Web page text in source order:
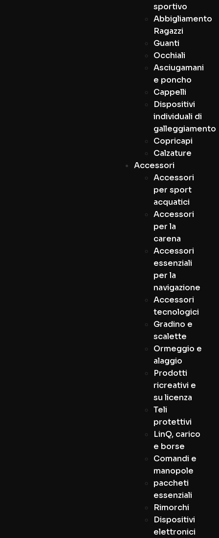
sportivo
Abbigliamento
Ragazzi
Guanti
Occhiali
Asciugamani
e poncho
Cappelli
Dispositivi
individuali di
galleggiamento
Copricapi
Calzature
Accessori
Accessori
per sport
acquatici
Accessori
per la
carena
Accessori
essenziali
per la
navigazione
Accessori
tecnologici
Gradino e
scalette
Ormeggio e
alaggio
Prodotti
ricreativi e
su licenza
Teli
protettivi
LinQ, carico
e borse
Comandi e
manopole
paccheti
essenziali
Rimorchi
Dispositivi
elettronici